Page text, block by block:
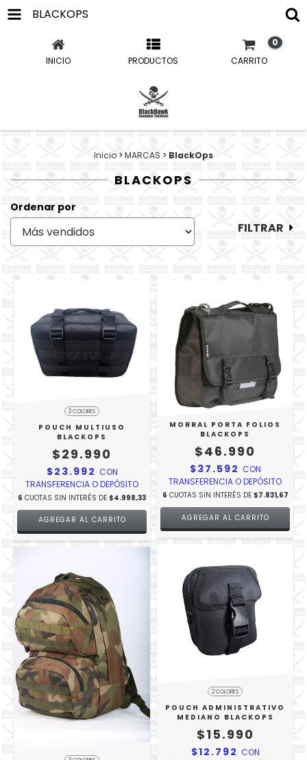
BLACKOPS
INICIO PRODUCTOS CARRITO
0
Inicio >MARCAS > BlackOps
BLACKOPS
Ordenar por
FILTRAR
3 COLORES
POUCH MULTIUSO
BLACKOPS
$29.990
$23.992 CON
TRANSFERENCIA O DEPÓSITO
6 CUOTAS SIN INTERÉS DE $4.998,33
AGREGAR AL CARRITO
MORRAL PORTA FOLIOS
BLACKOPS
$46.990
$37.592 CON
TRANSFERENCIA O DEPÓSITO
6 CUOTAS SIN INTERÉS DE $7.831,67
2 COLORES
POUCH ADMINISTRATIVO
MEDIANO BLACKOPS
$15.990
$12.792 CON